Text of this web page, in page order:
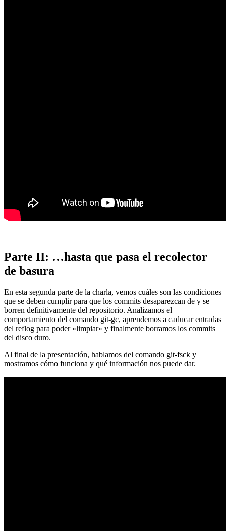
Parte II: …hasta que pasa el recolector
de basura
En esta segunda parte de la charla, vemos cuáles son las condiciones
que se deben cumplir para que los commits desaparezcan de y se
borren definitivamente del repositorio. Analizamos el
comportamiento del comando git-gc, aprendemos a caducar entradas
del reflog para poder «limpiar» y finalmente borramos los commits
del disco duro.
Al final de la presentación, hablamos del comando git-fsck y
mostramos cómo funciona y qué información nos puede dar.